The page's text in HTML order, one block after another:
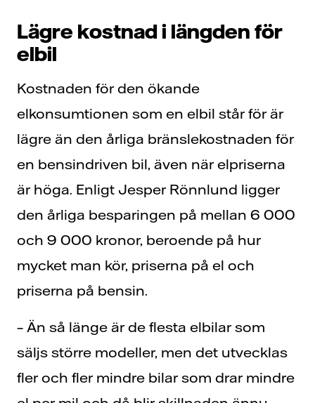
Lägre kostnad i längden för
elbil
Kostnaden för den ökande
elkonsumtionen som en elbil står för är
lägre än den årliga bränslekostnaden för
en bensindriven bil, även när elpriserna
är höga. Enligt Jesper Rönnlund ligger
den årliga besparingen på mellan 6 000
och 9 000 kronor, beroende på hur
mycket man kör, priserna på el och
priserna på bensin.
– Än så länge är de flesta elbilar som
säljs större modeller, men det utvecklas
fler och fler mindre bilar som drar mindre